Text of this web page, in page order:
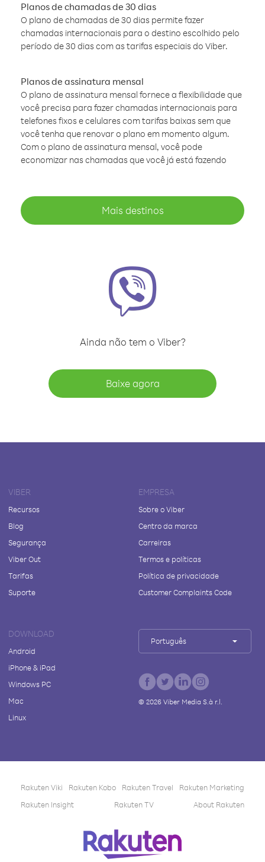
Planos de chamadas de 30 dias
O plano de chamadas de 30 dias permite fazer
chamadas internacionais para o destino escolhido pelo
período de 30 dias com as tarifas especiais do Viber.
Planos de assinatura mensal
O plano de assinatura mensal fornece a flexibilidade que
você precisa para fazer chamadas internacionais para
telefones fixos e celulares com tarifas baixas sem que
você tenha que renovar o plano em momento algum.
Com o plano de assinatura mensal, você pode
economizar nas chamadas que você já está fazendo
Mais destinos
Ainda não tem o Viber?
Baixe agora
VIBER
Recursos
Blog
Segurança
Viber Out
Tarifas
Suporte
EMPRESA
Sobre o Viber
Centro da marca
Carreiras
Termos e políticas
Política de privacidade
Customer Complaints Code
DOWNLOAD
Android
iPhone & iPad
Windows PC
Mac
Linux
Português
© 2026Viber Media S.à r.l.
Rakuten Viki Rakuten Kobo Rakuten Travel
Rakuten Marketing
Rakuten Insight
Rakuten TV About Rakuten